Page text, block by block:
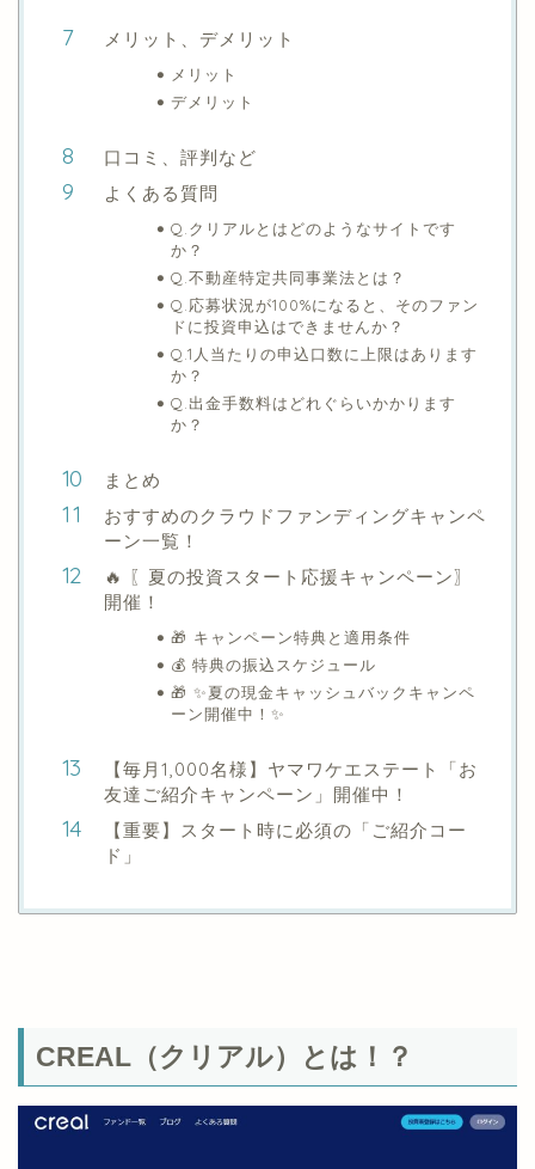
メリット、デメリット
メリット
デメリット
口コミ、評判など
よくある質問
Q.クリアルとはどのようなサイトです
か？
Q.不動産特定共同事業法とは？
Q.応募状況が100%になると、そのファン
ドに投資申込はできませんか？
Q.1人当たりの申込口数に上限はあります
か？
Q.出金手数料はどれぐらいかかります
か？
まとめ
おすすめのクラウドファンディングキャンペ
ーン一覧！
🔥 〖夏の投資スタート応援キャンペーン〗
開催！
🎁 キャンペーン特典と適用条件
💰 特典の振込スケジュール
🎁 ✨夏の現金キャッシュバックキャンペ
ーン開催中！✨
【毎月1,000名様】ヤマワケエステート「お
友達ご紹介キャンペーン」開催中！
【重要】スタート時に必須の「ご紹介コー
ド」
CREAL（クリアル）とは！？